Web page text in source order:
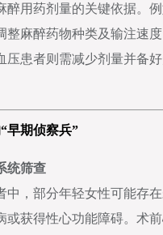
醉用药剂量的关键依据。
整麻醉药物种类及输注速
压患者则需减少剂量并备
早期侦察兵”
统筛查
中，部分年轻女性可能存
或获得性心功能障碍。术